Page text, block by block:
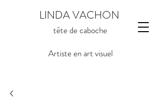
LINDA VACHON
tête de caboche
Artiste en art visuel